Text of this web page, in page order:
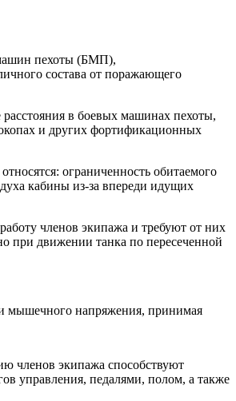
машин пехоты (БМП),
состава от поражающего
в боевых машинах пехоты,
и других фортификационных
ограниченность обитаемого
кабины из-за впереди идущих
членов экипажа и требуют от них
при движении танка по пересеченной
мышечного напряжения, принимая
членов экипажа способствуют
управления, педалями, полом, а также